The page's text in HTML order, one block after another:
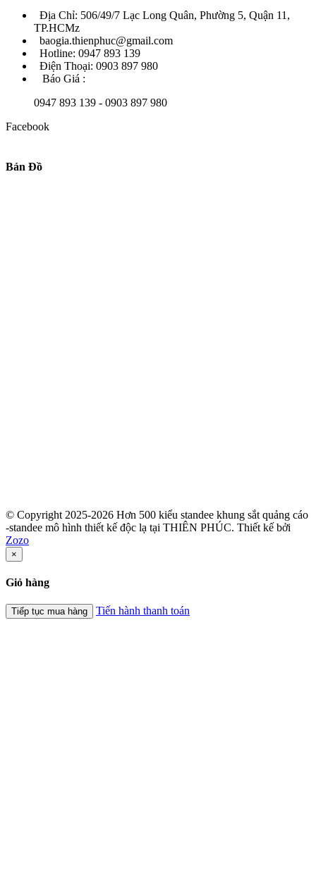
Địa Chỉ: 506/49/7 Lạc Long Quân, Phường 5, Quận 11,
TP.HCMz
baogia.thienphuc@gmail.com
Hotline: 0947 893 139
Điện Thoại: 0903 897 980
Báo Giá :
0947 893 139 - 0903 897 980
Facebook
Bản Đồ
© Copyright 2025-2026 Hơn 500 kiểu standee khung sắt quảng cáo
-standee mô hình thiết kế độc lạ tại THIÊN PHÚC. Thiết kế bởi
Zozo
×
Giỏ hàng
Tiếp tục mua hàng Tiến hành thanh toán